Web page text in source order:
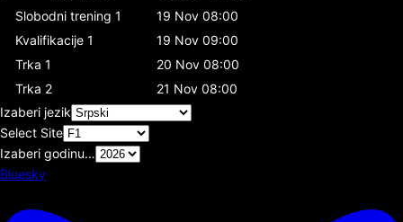
Slobodni trening 1
19 Nov 08:00
Kvalifikacije 1
19 Nov 09:00
Trka 1
20 Nov 08:00
Trka 2
21 Nov 08:00
Izaberi jezik
Select Site
Izaberi godinu…
Bluesky